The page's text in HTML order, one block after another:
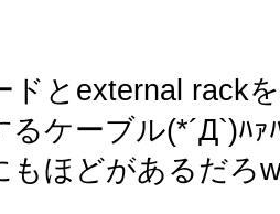
ドとexternal rack
るケーブル(*´Д`)ﾊｧ
もほどがあるだろ